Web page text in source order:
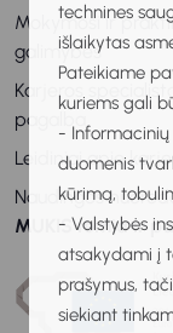
technines
išlaikytas
Pateikiame
kuriems gali
- Informacinių
duomenis
kūrimą,
- Valstybės
atsakydami į
prašymus,
siekiant
Mokymosi ir
galimybės
Karjeros specialisto
pagalba
Leidiniai apie
Naudingos
MUKIS remia ir